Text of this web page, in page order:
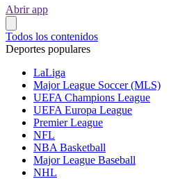
Abrir app
Todos los contenidos
Deportes populares
LaLiga
Major League Soccer (MLS)
UEFA Champions League
UEFA Europa League
Premier League
NFL
NBA Basketball
Major League Baseball
NHL